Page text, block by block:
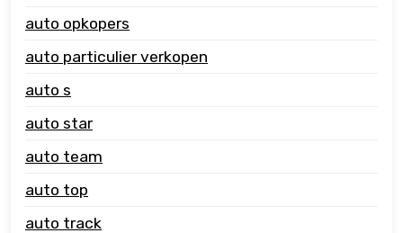
auto opkopers
auto particulier verkopen
auto s
auto star
auto team
auto top
auto track